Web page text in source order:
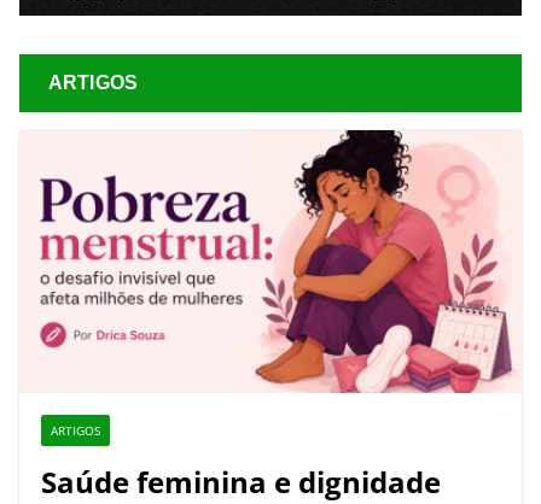
ARTIGOS
ARTIGOS
Saúde feminina e dignidade